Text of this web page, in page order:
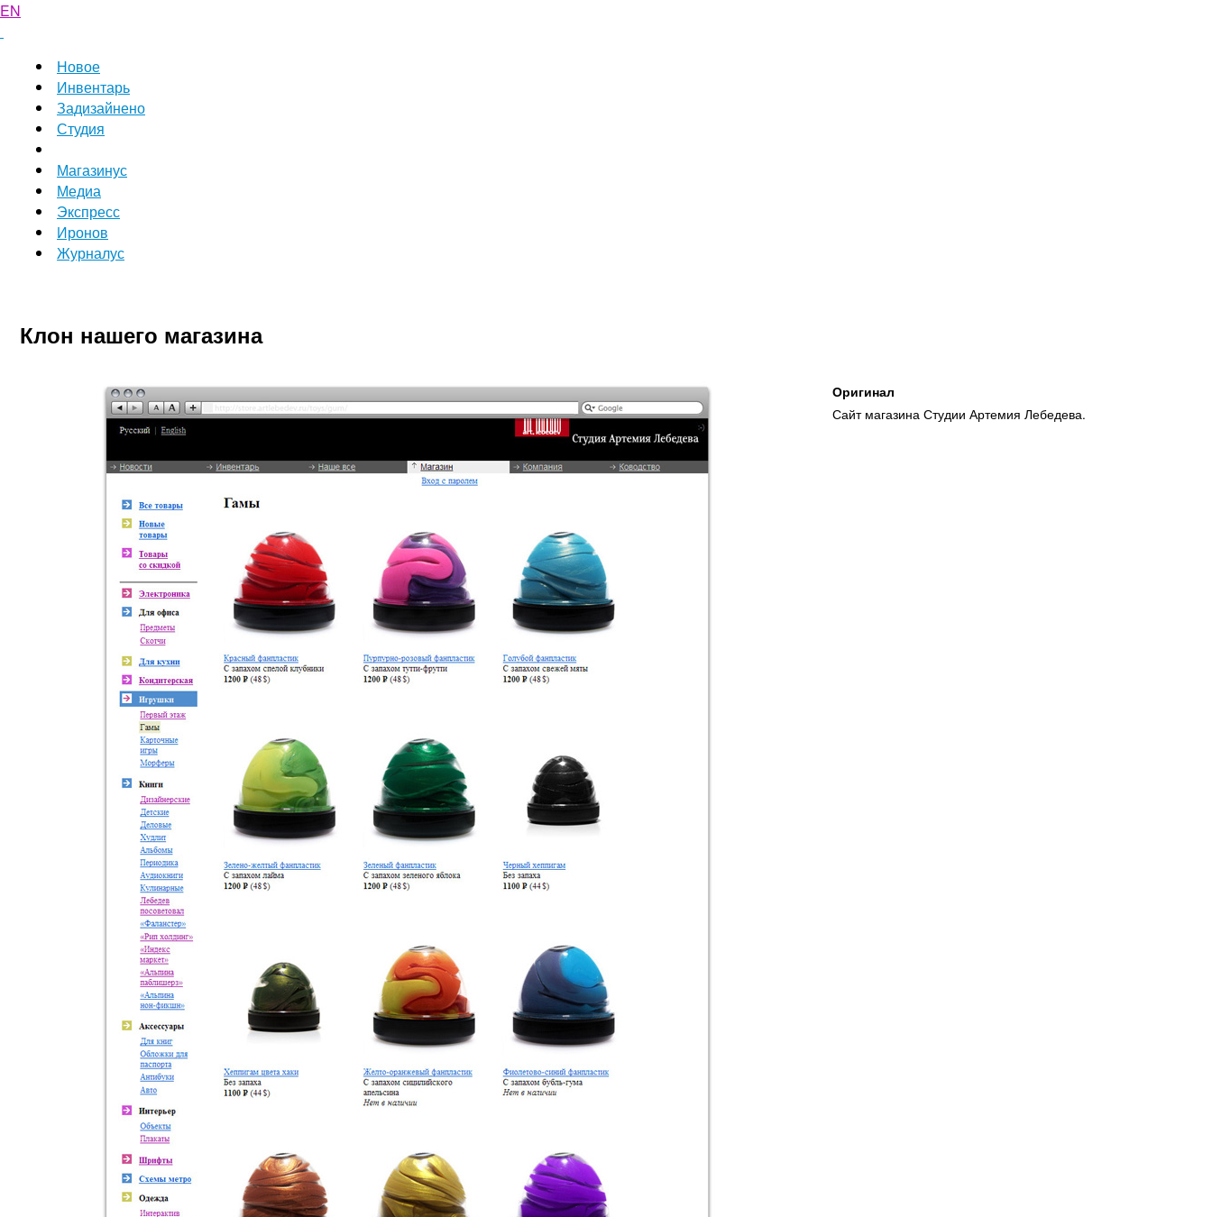
EN
Новое
Инвентарь
Задизайнено
Студия
Магазинус
Медиа
Экспресс
Иронов
Журналус
Клон нашего магазина
Оригинал
Сайт магазина Студии Артемия Лебедева.